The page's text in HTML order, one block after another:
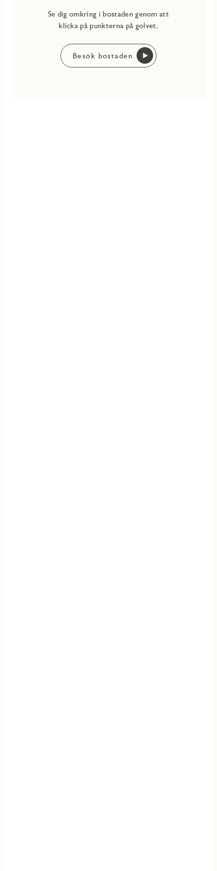
Se dig omkring i bostaden genom att
klicka på punkterna på golvet.
Besök bostaden